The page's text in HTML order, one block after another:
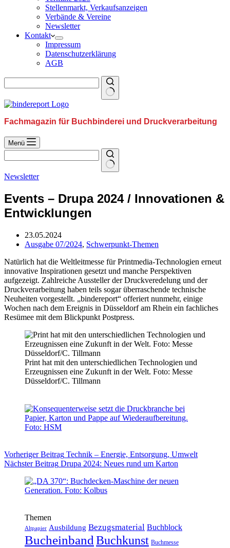
Stellenmarkt, Verkaufsanzeigen
Verbände & Vereine
Newsletter
Kontakt
Impressum
Datenschutzerklärung
AGB
Fachmagazin für Buchbinderei und Druckverarbeitung
Menü
Newsletter
Events – Drupa 2024 / Innovationen &
Entwicklungen
23.05.2024
Ausgabe 07/2024, Schwerpunkt-Themen
Natürlich hat die Weltleitmesse für Printmedia-Technologien erneut
innovative Inspirationen gesetzt und manche Perspektiven
aufgezeigt. Zahlreiche Aussteller der Druckveredelung und der
Druckverarbeitung haben teils sogar überraschende technische
Neuheiten vorgestellt. „bindereport“ offeriert nunmehr, einige
Wochen nach dem Ereignis in Düsseldorf am Rhein ein fachliches
Resümee mit dem Blickpunkt Postpress.
Print hat mit den unterschiedlichen Technologien und
Erzeugnissen eine Zukunft in der Welt. Foto: Messe
Düsseldorf/C. Tillmann
VorherigerBeitrag Technik – Energie, Entsorgung, Umwelt
NächsterBeitrag Drupa 2024: Neues rund um Karton
Themen
Altpapier Ausbildung Bezugsmaterial Buchblock
BucheinbandBuchkunst Buchmesse